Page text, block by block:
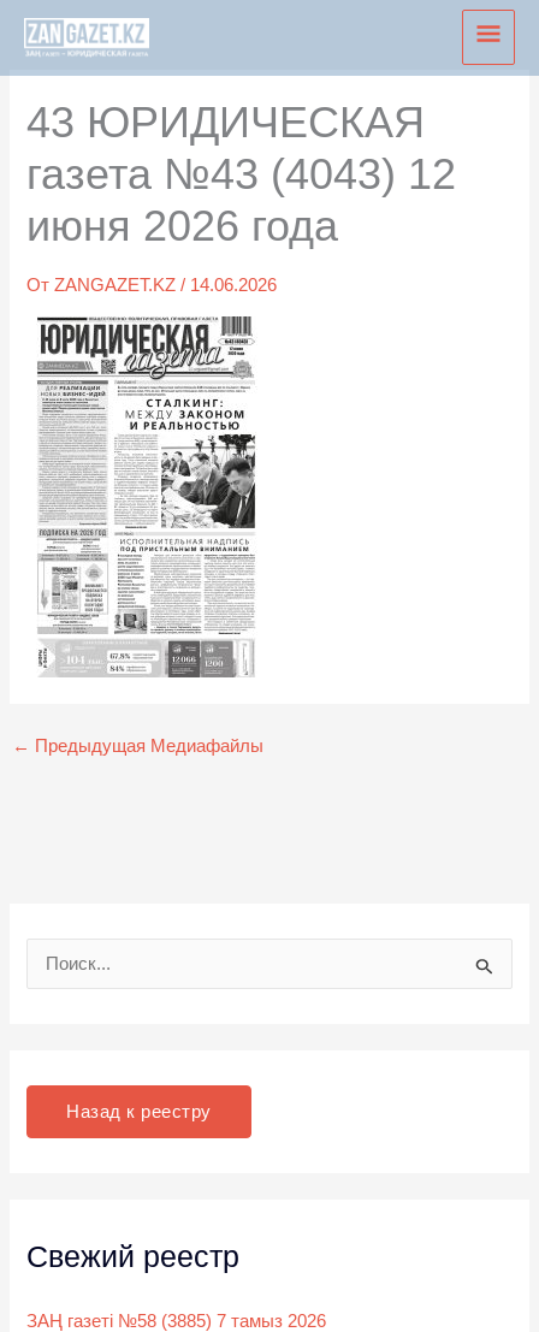
Перейти
содержимому
43 ЮРИДИЧЕСКАЯ
газета №43 (4043) 12
июня 2026 года
ОтZANGAZET.KZ/ 14.06.2026
← Предыдущая Медиафайлы
Назад к реестру
Свежий реестр
ЗАҢ газеті №58 (3885) 7 тамыз 2026